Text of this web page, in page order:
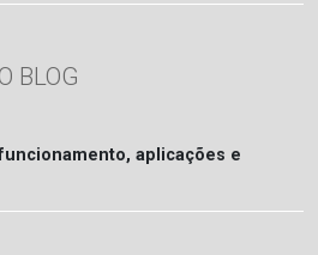
BLOG
aplicações e